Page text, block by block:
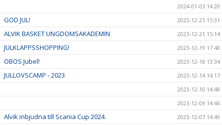
2024-01-03 14:20
GOD JUL! 2023-12-21 15:31
ALVIK BASKET UNGDOMSAKADEMIN 2023-12-21 15:14
JULKLAPPSSHOPPING! 2023-12-19 17:48
OBOS Jubel! 2023-12-18 13:34
JULLOVSCAMP - 2023
2023-12-14 14:17
2023-12-10 14:48
2023-12-09 14:46
Alvik inbjudna till Scania Cup 2024. 2023-12-07 14:49